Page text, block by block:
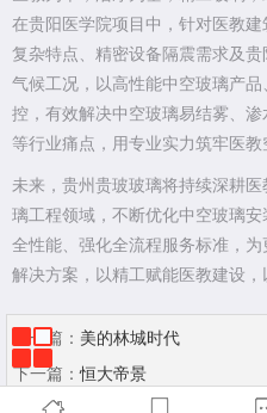
在贵阳医学院项目中，针对医教
复杂特点、精密设备隔震需求及
气候工况，以高性能中空玻璃产
控，有效解决中空玻璃易结雾、
等行业痛点，用专业实力筑牢医教
未来，贵州贵玻玻璃将持续深耕
璃工程领域，不断优化中空玻璃
全性能、强化全流程服务标准，
解决方案，以精工赋能医教建设，
上一篇： 美的林城时代
下一篇：恒大帝景